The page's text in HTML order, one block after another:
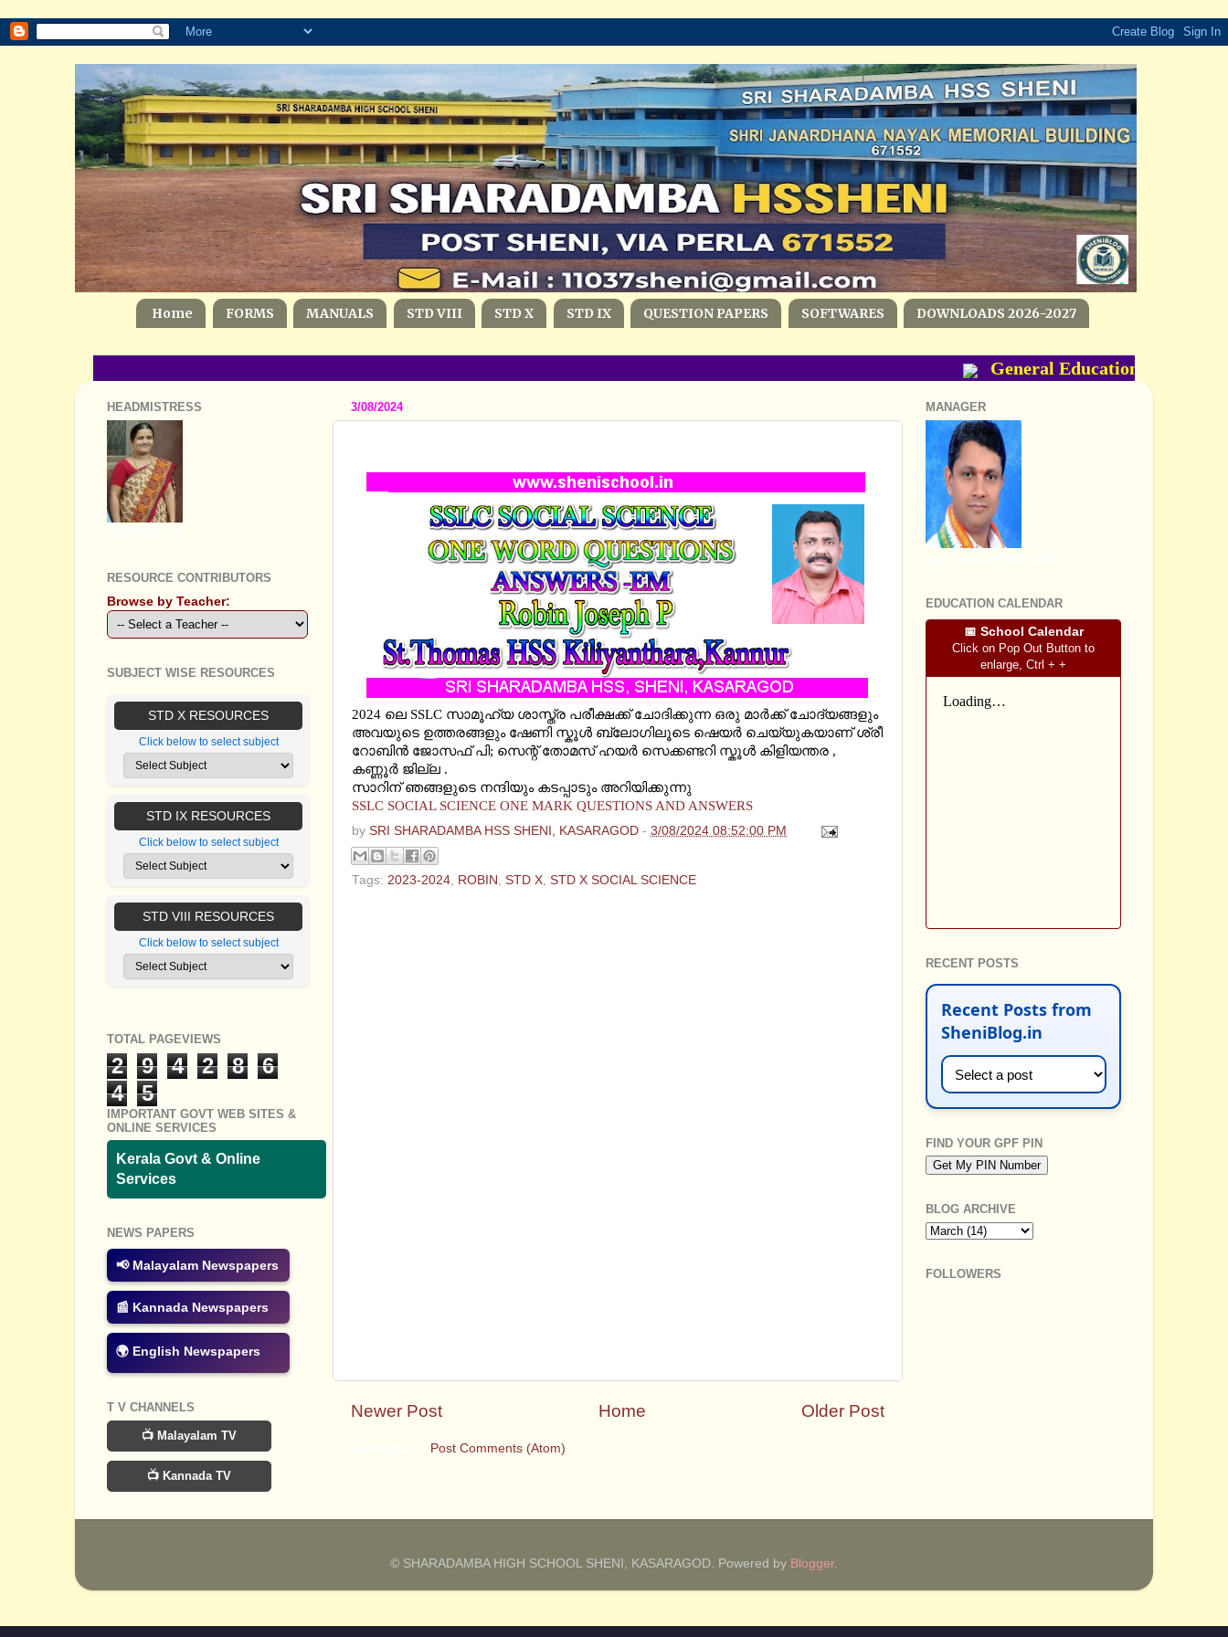
Home FORMS MANUALS STD VIII STD X STD IX QUESTION PAPERS SOFTWARES DOWNLOADS 2026-2027
General Education
3/08/2024
2024 ലെ SSLC സാമൂഹ്യ ശാസ്ത്ര പരീക്ഷക്ക് ചോദിക്കുന്ന ഒരു മാർക്ക് ചോദ്യങ്ങളും
അവയുടെ ഉത്തരങ്ങളും ഷേണി സ്കൂള്‍ ബ്ലോഗിലൂടെ ഷെയര്‍ ചെയ്യുകയാണ് ശ്രീ
റോബിന്‍ ജോസഫ് പി; സെന്റ് തോമസ് ഹയര്‍ സെക്കണ്ടറി സ്കൂള്‍ കിളിയന്തര ,
കണ്ണൂര്‍ ജില്ല .
സാറിന് ഞങ്ങളുടെ നന്ദിയും കടപ്പാടും അറിയിക്കുന്നു
SSLC SOCIAL SCIENCE ONE MARK QUESTIONS AND ANSWERS
by SRI SHARADAMBA HSS SHENI, KASARAGOD - 3/08/2024 08:52:00 PM
Tags: 2023-2024 ROBIN STD X STD X SOCIAL SCIENCE
Newer Post Older Post
Home
Post Comments (Atom)
HEADMISTRESS
RESOURCE CONTRIBUTORS
Browse by Teacher:
SUBJECT WISE RESOURCES
STD X RESOURCES
Click below to select subject
STD IX RESOURCES
Click below to select subject
STD VIII RESOURCES
Click below to select subject
TOTAL PAGEVIEWS
2 9 4 2 8
6
4
5
IMPORTANT GOVT WEB SITES &
ONLINE SERVICES
Kerala Govt & Online
Services
NEWS PAPERS
📢 Malayalam Newspapers
📰 Kannada Newspapers
🌍 English Newspapers
T V CHANNELS
📺 Malayalam TV
📺 Kannada TV
MANAGER
EDUCATION CALENDAR
📅 School Calendar
Click on Pop Out Button to
enlarge, Ctrl + +
RECENT POSTS
Recent Posts from
SheniBlog.in
FIND YOUR GPF PIN
BLOG ARCHIVE
FOLLOWERS
© SHARADAMBA HIGH SCHOOL SHENI, KASARAGOD. Powered by Blogger.